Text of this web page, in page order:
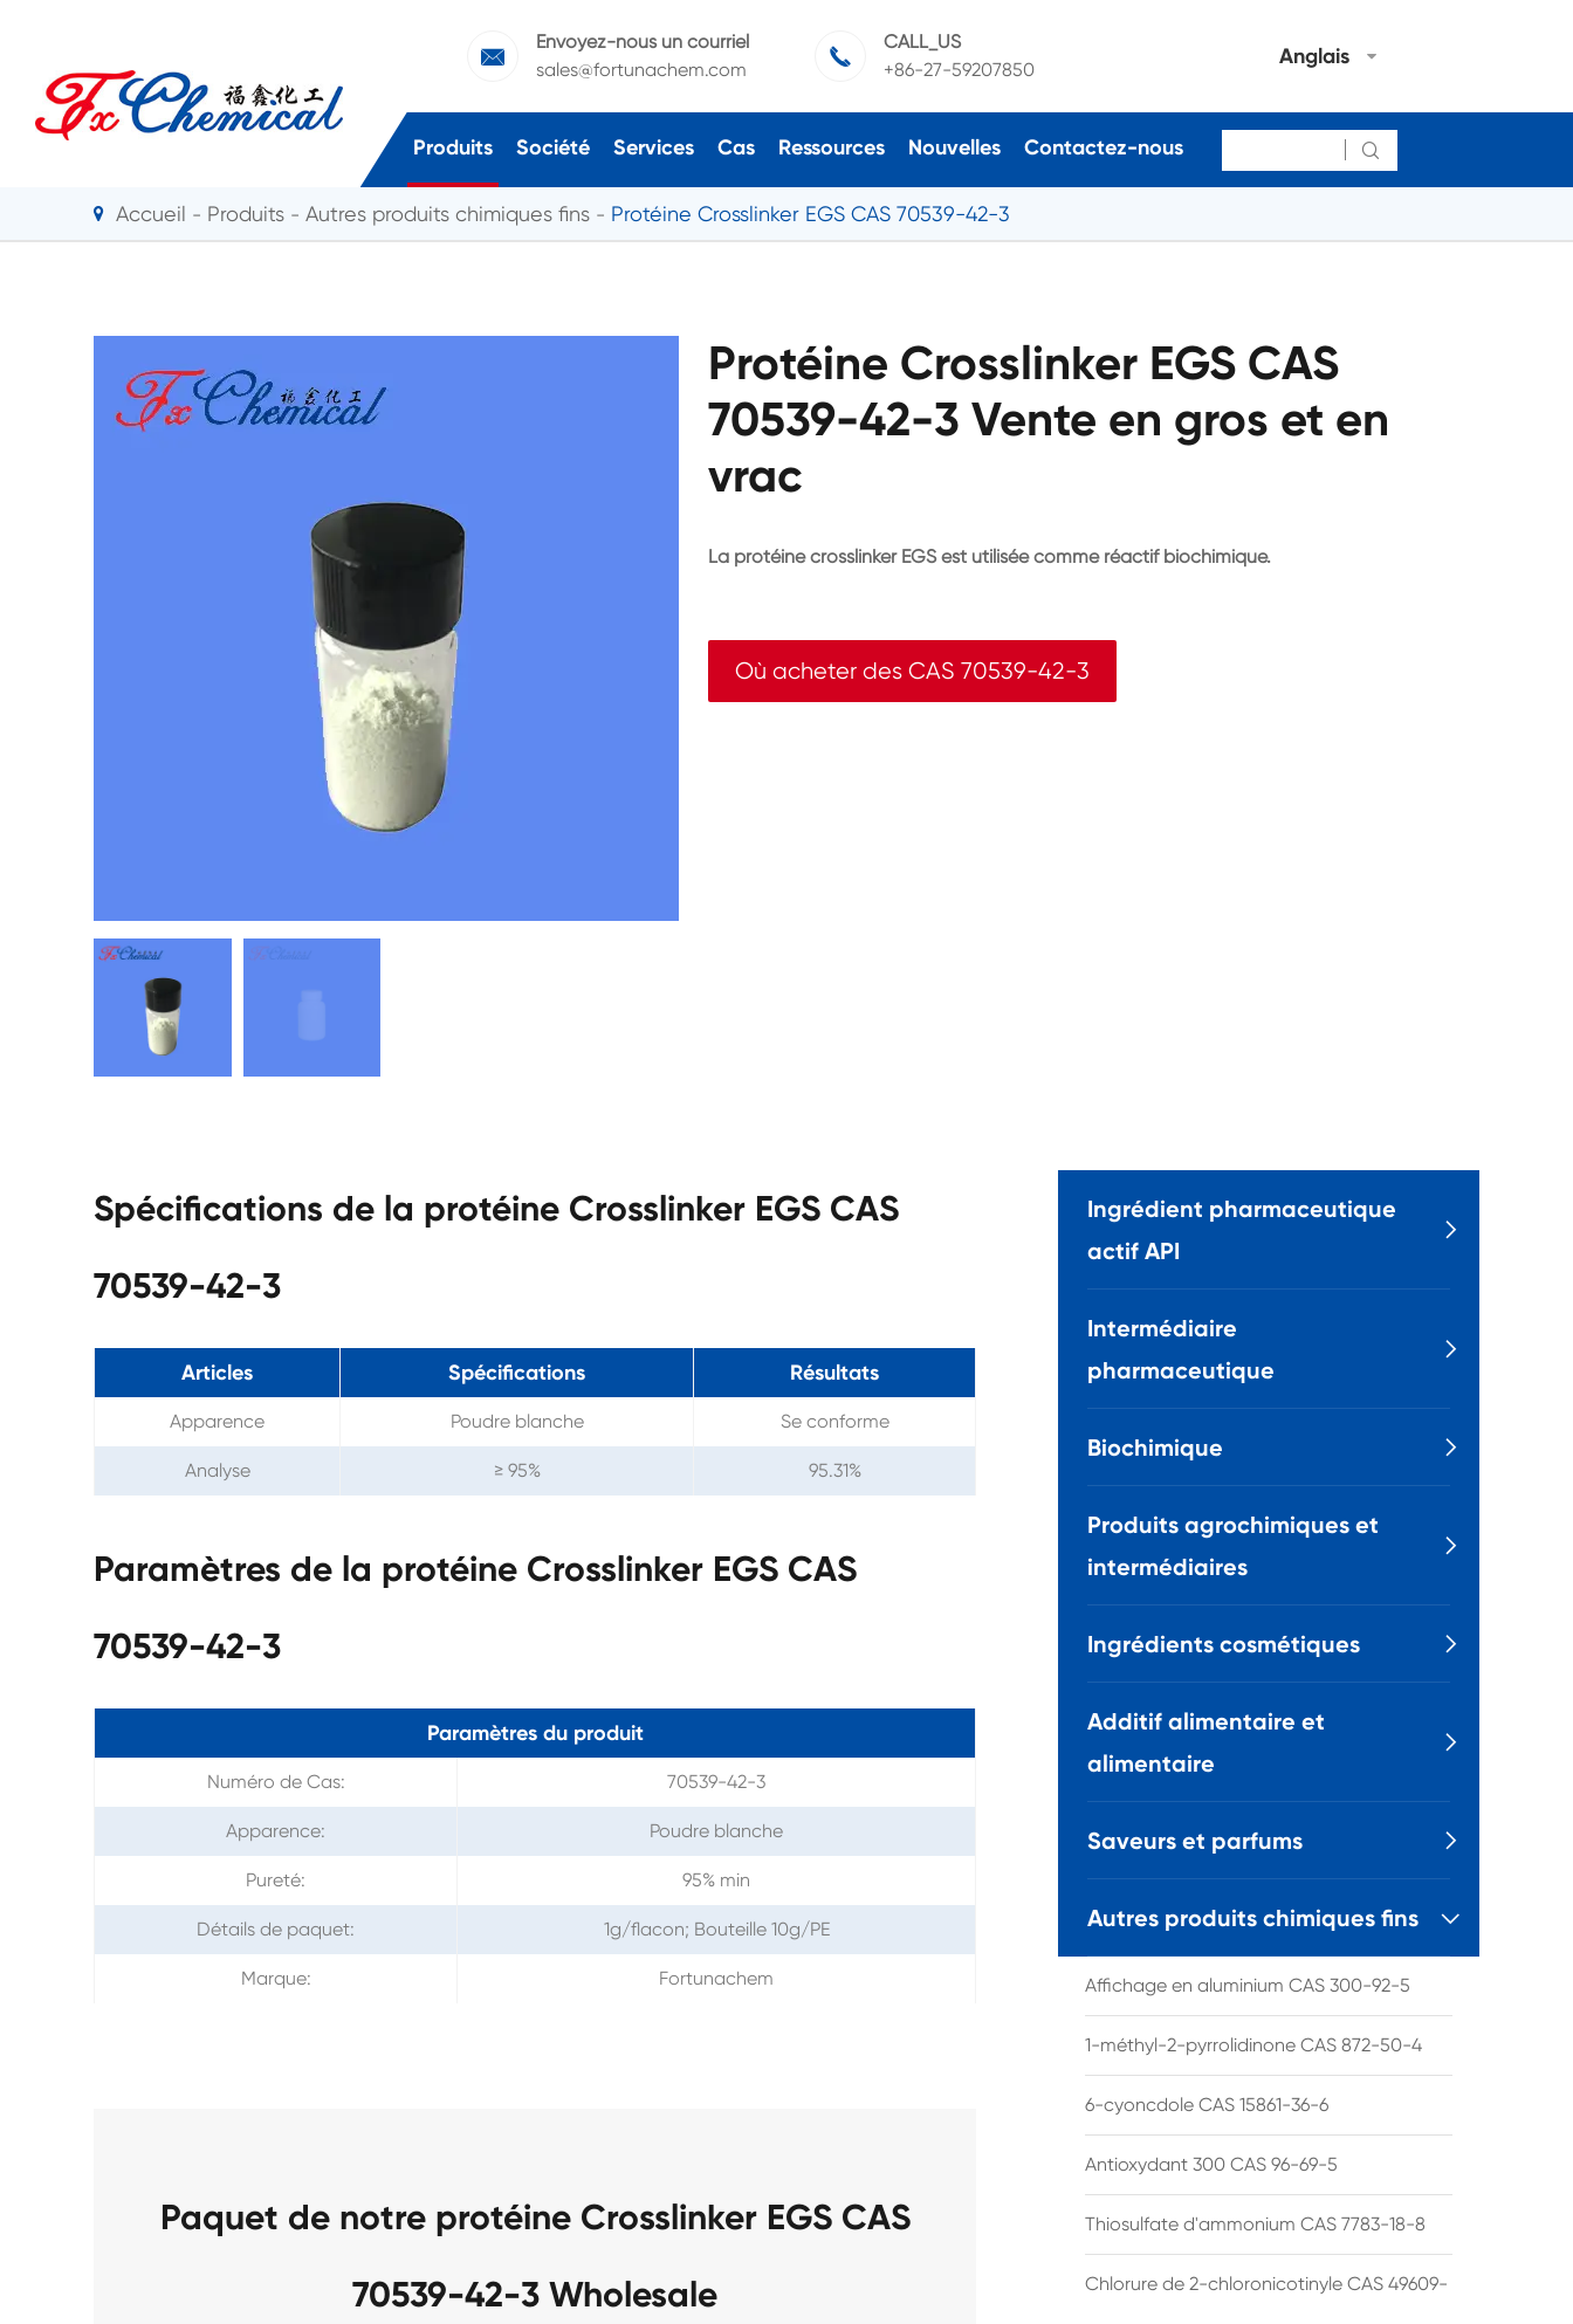

Envoyez-nous un courriel
sales@fortunachem.com

CALL_US
+86-27-59207850
Anglais
Produits Société Services Cas Ressources Nouvelles Contactez-nous 
Accueil Produits Autres produits chimiques fins Protéine Crosslinker EGS CAS 70539-42-3
Protéine Crosslinker EGS CAS
70539-42-3 Vente en gros et en
vrac
La protéine crosslinker EGS est utilisée comme réactif biochimique.
Où acheter des CAS 70539-42-3
Spécifications de la protéine Crosslinker EGS CAS
70539-42-3
Articles Spécifications Résultats
Apparence Poudre blanche Se conforme
Analyse ≥ 95% 95.31%
Paramètres de la protéine Crosslinker EGS CAS
70539-42-3
Paramètres du produit
Numéro de Cas: 70539-42-3
Apparence: Poudre blanche
Pureté: 95% min
Détails de paquet: 1g/flacon; Bouteille 10g/PE
Marque: Fortunachem
Paquet de notre protéine Crosslinker EGS CAS
70539-42-3 Wholesale
Ingrédient pharmaceutique
actif API

Intermédiaire
pharmaceutique

Biochimique 
Produits agrochimiques et
intermédiaires

Ingrédients cosmétiques 
Additif alimentaire et
alimentaire

Saveurs et parfums 
Autres produits chimiques fins 
Affichage en aluminium CAS 300-92-5
1-méthyl-2-pyrrolidinone CAS 872-50-4
6-cyoncdole CAS 15861-36-6
Antioxydant 300 CAS 96-69-5
Thiosulfate d'ammonium CAS 7783-18-8
Chlorure de 2-chloronicotinyle CAS 49609-